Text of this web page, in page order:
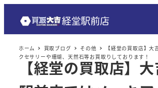
ホーム 買取ブログ その他
【経堂の買取店】
クセサリーや珊瑚、天然石等お買取りしております！
【経堂の買取店】